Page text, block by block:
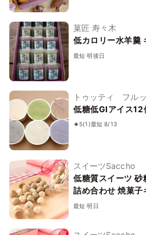
菓匠 寿々木
低カロリー水羊羹
最短 明後日
トゥッティ フル
低糖低GIアイス12
5(1)最短 8/13
スイーツSaccho
低糖質スイーツ
詰め合わせ 焼菓子
ボ
最短 明日